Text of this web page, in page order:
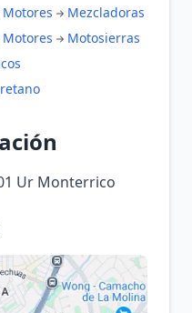
Mezcladoras
Motosierras
Ur Monterrico